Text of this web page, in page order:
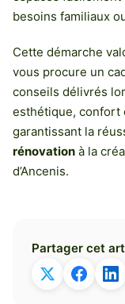
besoins familiaux
Cette démarche
vous procure un
conseils délivrés
esthétique, confort
garantissant la
rénovation à la
d’Ancenis.
Partager cet